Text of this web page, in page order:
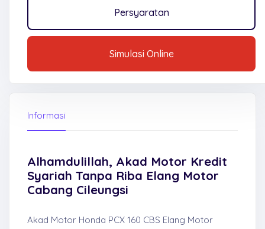
Persyaratan
Simulasi Online
Informasi
Alhamdulillah, Akad Motor Kredit
Syariah Tanpa Riba Elang Motor
Cabang Cileungsi
Akad Motor Honda PCX 160 CBS Elang Motor